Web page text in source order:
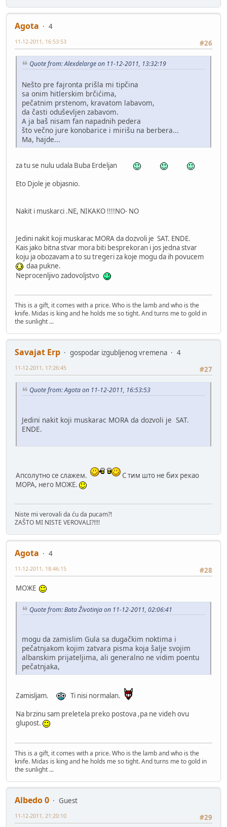
Agota
4
#26
11-12-2011, 16:53:53
Quote from: Alexdelarge on 11-12-2011, 13:32:19
Nešto pre fajronta prišla mi tipčina
sa onim hitlerskim brčićima,
pečatnim prstenom, kravatom labavom,
da časti oduševljen zabavom.
A ja baš nisam fan napadnih pedera
što večno jure konobarice i mirišu na berbera...
Ma, hajde...
za tu se nulu udala Buba Erdeljan
Eto Djole je objasnio.
Nakit i muskarci .NE, NIKAKO !!!!NO- NO
Jedini nakit koji muskarac MORA da dozvoli je SAT. ENDE.
Kais jako bitna stvar mora biti besprekoran i jos jedna stvar
koju ja obozavam a to su tregeri za koje mogu da ih povucem
daa pukne.
Neprocenljivo zadovoljstvo
This is a gift, it comes with a price. Who is the lamb and who is the
knife. Midas is king and he holds me so tight. And turns me to gold in
the sunlight ...
Savajat Erp gospodar izgubljenog vremena
4
#27
11-12-2011, 17:26:45
Quote from: Agota on 11-12-2011, 16:53:53
Jedini nakit koji muskarac MORA da dozvoli je SAT.
ENDE.
Апсолутно се слажем.
С тим што не бих рекао
МОРА, него МОЖЕ.
Niste mi verovali da ću da pucam?!
ZAŠTO MI NISTE VEROVALI?!!!!
Agota
4
#28
11-12-2011, 18:46:15
МОЖЕ
Quote from: Bata Životinja on 11-12-2011, 02:06:41
mogu da zamislim Gula sa dugačkim noktima i
pečatnjakom kojim zatvara pisma koja šalje svojim
albanskim prijateljima, ali generalno ne vidim poentu
pečatnjaka,
Zamisljam.
Ti nisi normalan.
Na brzinu sam preletela preko postova ,pa ne videh ovu
glupost.
This is a gift, it comes with a price. Who is the lamb and who is the
knife. Midas is king and he holds me so tight. And turns me to gold in
the sunlight ...
Albedo 0
Guest
#29
11-12-2011, 21:20:10